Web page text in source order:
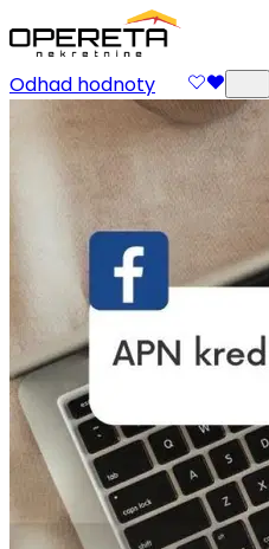
Odhad hodnoty